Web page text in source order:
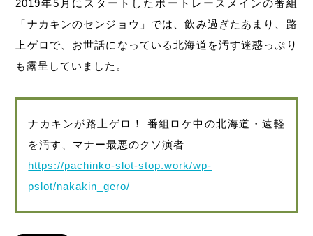
2019年5月にスタートしたボートレースメインの番組
「ナカキンのセンジョウ」では、飲み過ぎたあまり、路
上ゲロで、お世話になっている北海道を汚す迷惑っぷり
も露呈していました。
ナカキンが路上ゲロ！ 番組ロケ中の北海道・遠軽
を汚す、マナー最悪のクソ演者
https://pachinko-slot-stop.work/wp-
pslot/nakakin_gero/